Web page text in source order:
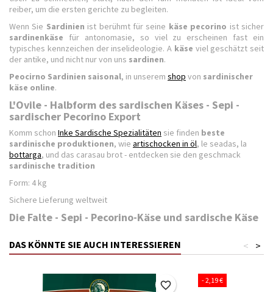
reiber, um die ersten gerichte zu begleiten.
Wenn Sie Sardinien ist berühmt für seine käse pecorino ist sicher
sardinenkäse für antonomasie, so viel zu erscheinen fast ein
typisches kennzeichen der inselideologie. A käse viel geschätzt seit
der antike, und nicht nur von uns sardinen.
Peocirno Sardinien saisonal, in unserem shop von sardinischer
käse online.
L'Ovile - Halbform des sardischen Käses - Sepi -
sardischer Pecorino Export
Komm schon Inke Sardische Spezialitäten sie finden beste
sardinische produktionen, wie artischocken in öl, le seadas, la
bottarga, und das carasau brot - entdecken sie den geschmack
sardinische tradition
Form: 4 kg
Sichere Lieferung weltweit
Die Falte - Sepi - Pecorino-Käse und sardische Käse
DAS KÖNNTE SIE AUCH INTERESSIEREN >
<
favorite_border - 2,19 €